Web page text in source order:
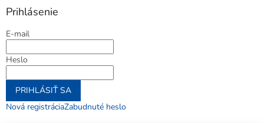
Prihlásenie
E-mail
Heslo
PRIHLÁSIŤ SA
Nová registráciaZabudnuté heslo